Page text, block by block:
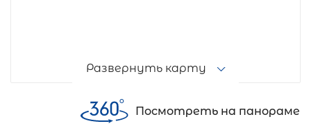
Развернуть карту
Посмотреть на панораме